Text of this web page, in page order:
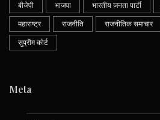
बीजेपी भाजपा भारतीय जनता पार्टी
महाराष्ट्र राजनीति राजनीतिक समाचार
सुप्रीम कोर्ट
Meta